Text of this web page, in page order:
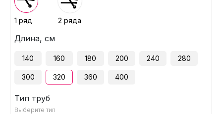
1 ряд 2 ряда
Длина, см
140 160 180 200 240 280
300 320 360 400
Тип труб
Выберите тип